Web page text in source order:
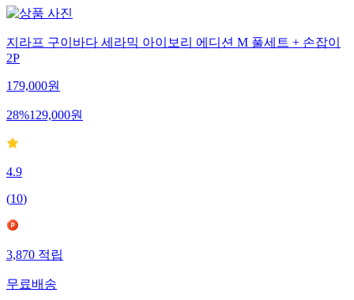
지라프 구이바다 세라믹 아이보리 에디션 M 풀세트 + 손잡이
2P
179,000원
28%129,000원
4.9
(10)
3,870적립
무료배송